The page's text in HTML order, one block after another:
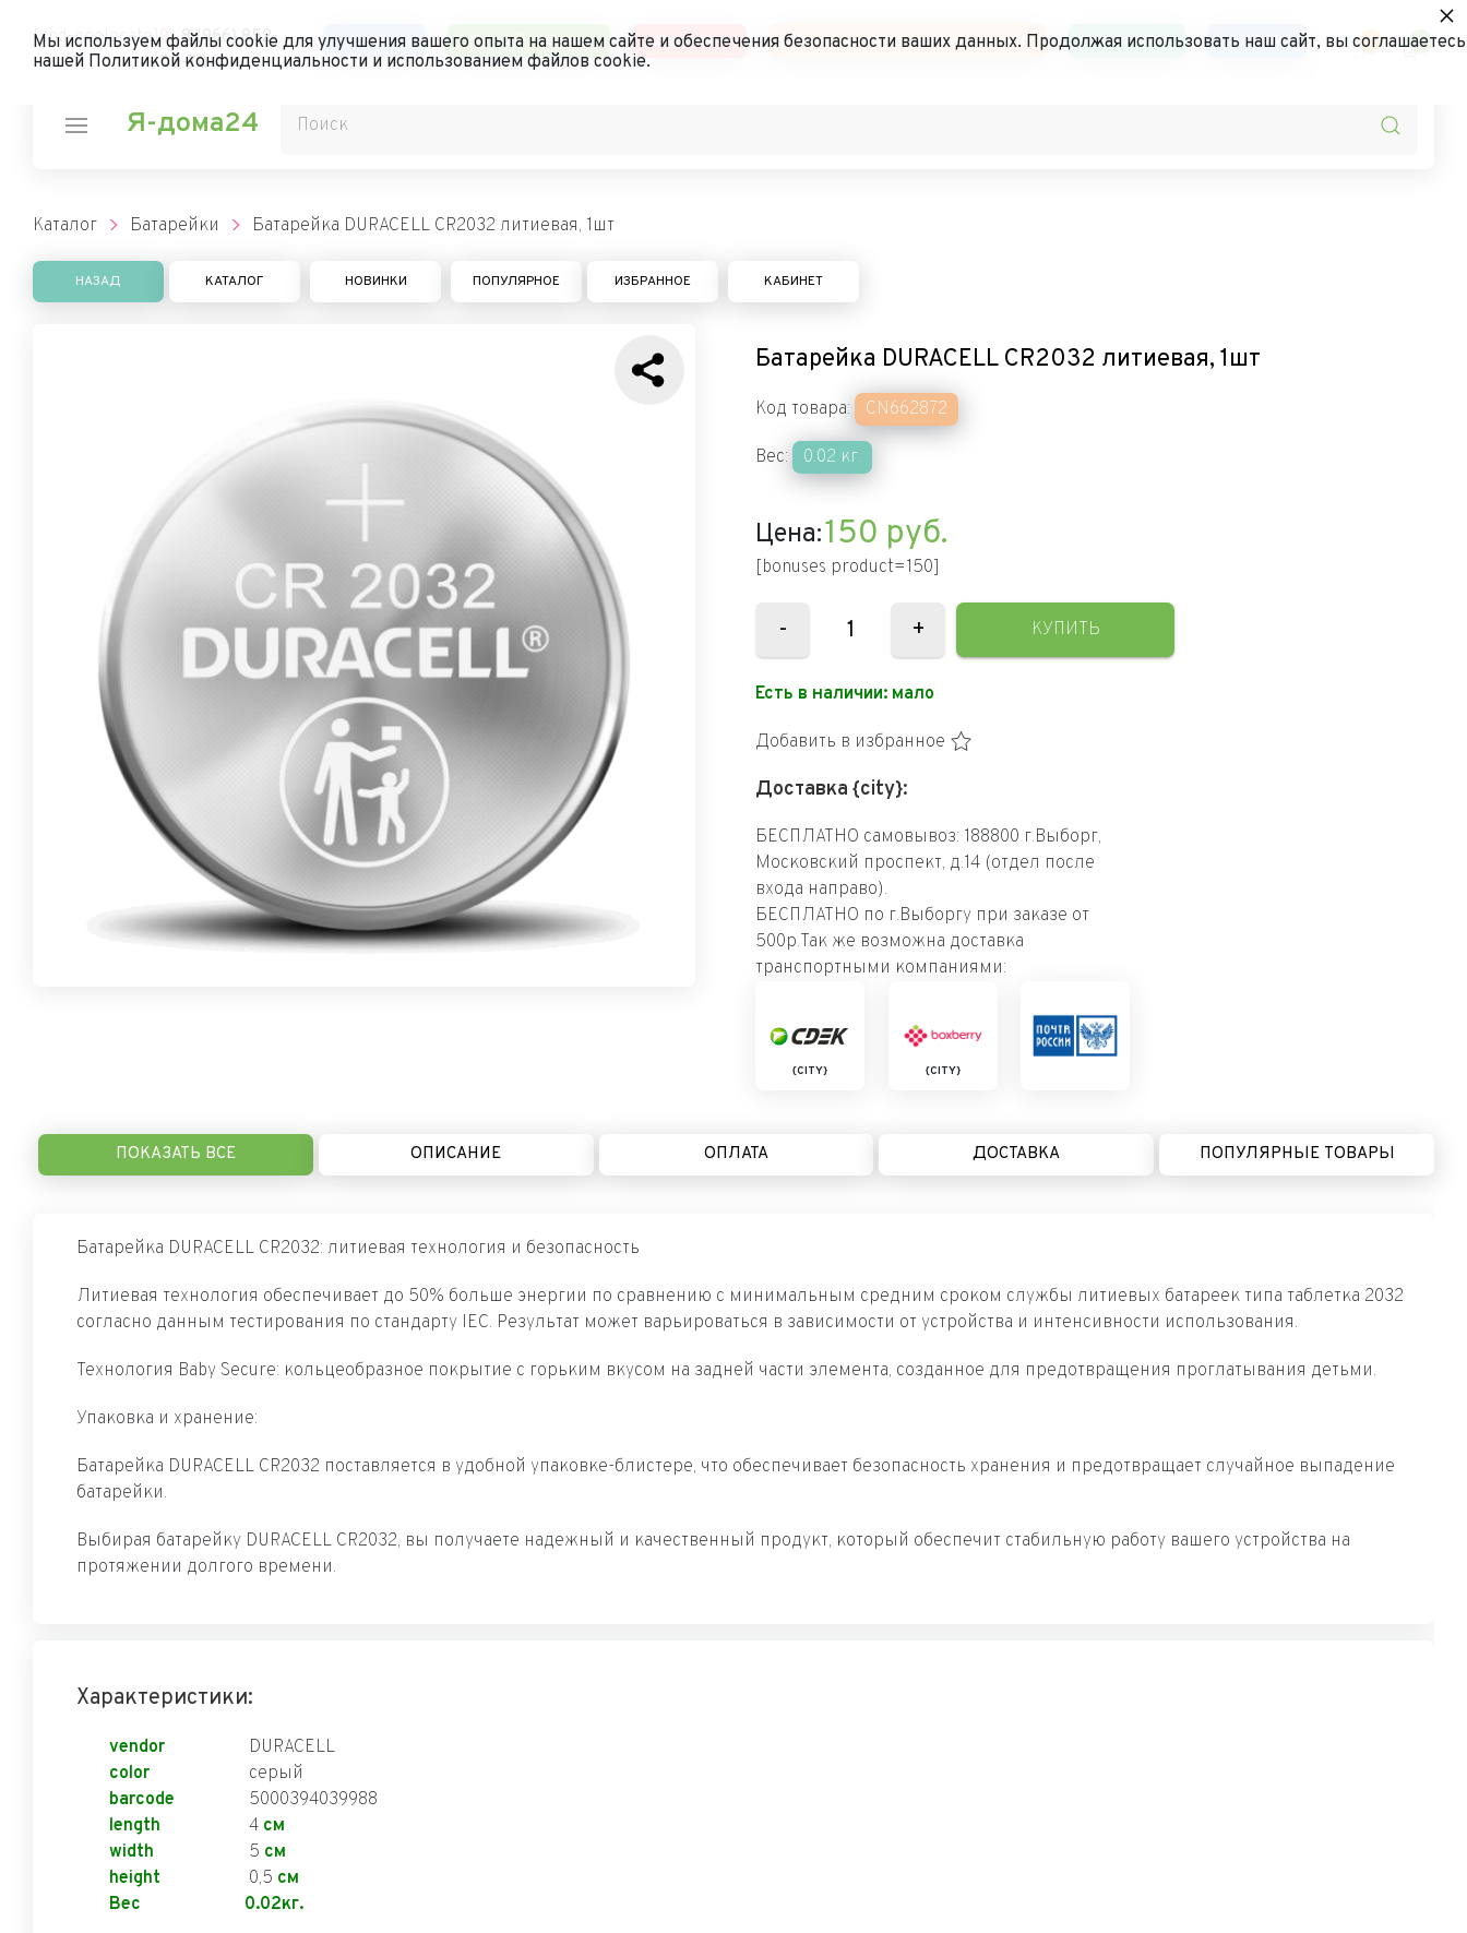
[chd-geolocate]
8 (966) 852-
00-70
Каталог Личный кабинет Доставка Политика конфиденциальности Контакты АКЦИИ 0 0
Я-дома24
Каталог Батарейки Батарейка DURACELL CR2032 литиевая, 1шт
НАЗАД КАТАЛОГ НОВИНКИ ПОПУЛЯРНОЕ ИЗБРАННОЕ КАБИНЕТ
Батарейка DURACELL CR2032 литиевая, 1шт
Код товара: CN662872
Вес: 0.02 кг.
Цена:150 руб.
[bonuses product=150]
- + КУПИТЬ
Есть в наличии: мало
Добавить в избранное
Доставка {city}:
БЕСПЛАТНО самовывоз: 188800 г.Выборг,
Московский проспект, д.14 (отдел после
входа направо).
БЕСПЛАТНО по г.Выборгу при заказе от
500р.Так же возможна доставка
транспортными компаниями:
{CITY} {CITY}
ПОКАЗАТЬ ВСЕ ОПИСАНИЕ ОПЛАТА ДОСТАВКА ПОПУЛЯРНЫЕ ТОВАРЫ
Батарейка DURACELL CR2032: литиевая технология и безопасность
Литиевая технология обеспечивает до 50% больше энергии по сравнению с минимальным средним сроком службы литиевых батареек типа таблетка 2032
согласно данным тестирования по стандарту IEC. Результат может варьироваться в зависимости от устройства и интенсивности использования.
Технология Baby Secure: кольцеобразное покрытие с горьким вкусом на задней части элемента, созданное для предотвращения проглатывания детьми.
Упаковка и хранение:
Батарейка DURACELL CR2032 поставляется в удобной упаковке-блистере, что обеспечивает безопасность хранения и предотвращает случайное выпадение
батарейки.
Выбирая батарейку DURACELL CR2032, вы получаете надежный и качественный продукт, который обеспечит стабильную работу вашего устройства на
протяжении долгого времени.
Характеристики:
vendor
DURACELL
color
серый
barcode
5000394039988
length
4 см
width
5 см
height
0,5 см
Вес
0.02кг.
Мы используем файлы cookie для улучшения вашего опыта на нашем сайте и обеспечения безопасности ваших данных. Продолжая использовать наш сайт, вы
нашей Политикой конфиденциальности и использованием файлов cookie.
×